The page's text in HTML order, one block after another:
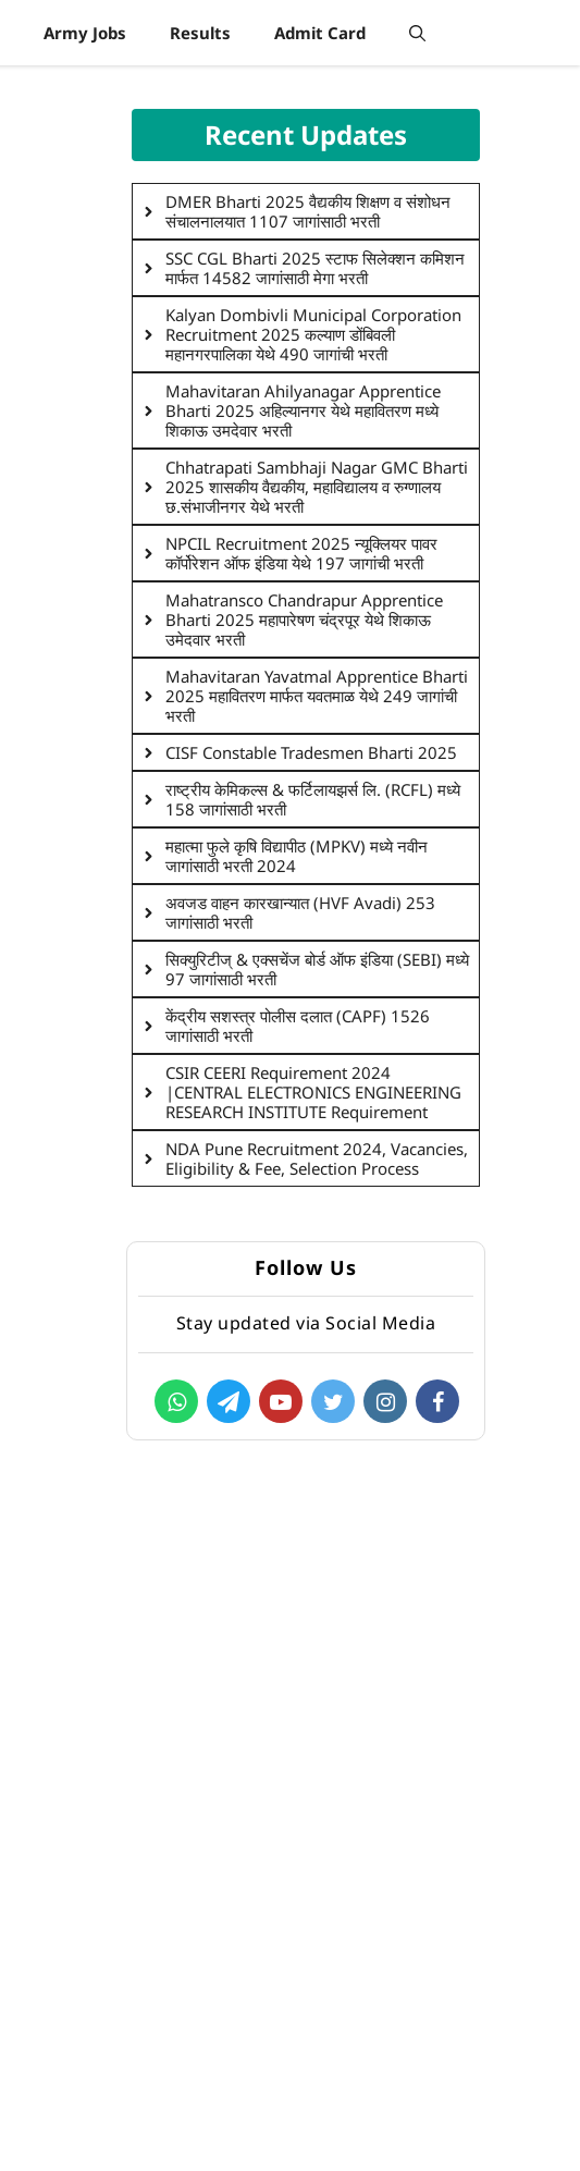
Army Jobs Results Admit Card
Recent Updates
DMER Bharti 2025 वैद्यकीय शिक्षण व संशोधन
संचालनालयात 1107 जागांसाठी भरती
SSC CGL Bharti 2025 स्टाफ सिलेक्शन कमिशन
मार्फत 14582 जागांसाठी मेगा भरती
Kalyan Dombivli Municipal Corporation
Recruitment 2025 कल्याण डोंबिवली
महानगरपालिका येथे 490 जागांची भरती
Mahavitaran Ahilyanagar Apprentice
Bharti 2025 अहिल्यानगर येथे महावितरण मध्ये
शिकाऊ उमदेवार भरती
Chhatrapati Sambhaji Nagar GMC Bharti
2025 शासकीय वैद्यकीय, महाविद्यालय व रुग्णालय
छ.संभाजीनगर येथे भरती
NPCIL Recruitment 2025 न्यूक्लियर पावर
कॉर्पोरेशन ऑफ इंडिया येथे 197 जागांची भरती
Mahatransco Chandrapur Apprentice
Bharti 2025 महापारेषण चंद्रपूर येथे शिकाऊ
उमेदवार भरती
Mahavitaran Yavatmal Apprentice Bharti
2025 महावितरण मार्फत यवतमाळ येथे 249 जागांची
भरती
CISF Constable Tradesmen Bharti 2025
राष्ट्रीय केमिकल्स & फर्टिलायझर्स लि. (RCFL) मध्ये
158 जागांसाठी भरती
महात्मा फुले कृषि विद्यापीठ (MPKV) मध्ये नवीन
जागांसाठी भरती 2024
अवजड वाहन कारखान्यात (HVF Avadi) 253
जागांसाठी भरती
सिक्युरिटीज् & एक्सचेंज बोर्ड ऑफ इंडिया (SEBI) मध्ये
97 जागांसाठी भरती
केंद्रीय सशस्त्र पोलीस दलात (CAPF) 1526
जागांसाठी भरती
CSIR CEERI Requirement 2024
|CENTRAL ELECTRONICS ENGINEERING
RESEARCH INSTITUTE Requirement
NDA Pune Recruitment 2024, Vacancies,
Eligibility & Fee, Selection Process
Follow Us
Stay updated via Social Media